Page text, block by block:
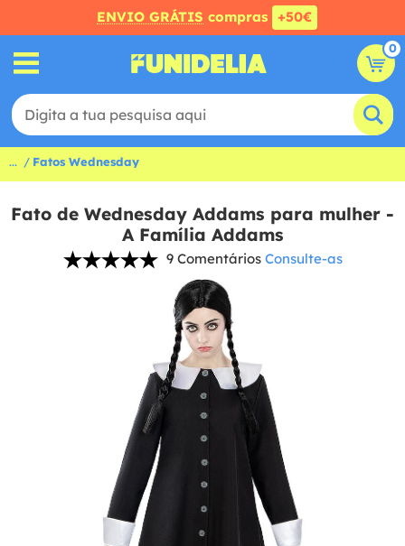
ENVIO GRÁTIS compras +50€
0
... Fatos Wednesday
Fato de Wednesday Addams para mulher -
A Família Addams
9 Comentários Consulte-as